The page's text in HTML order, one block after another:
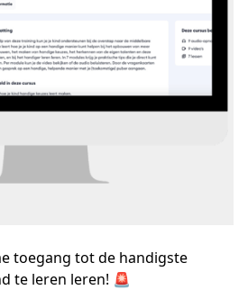
toegang tot de handigste
te leren leren! 🚨